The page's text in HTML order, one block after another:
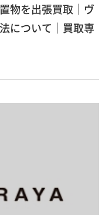
物を出張買取｜ヴ
について｜買取専